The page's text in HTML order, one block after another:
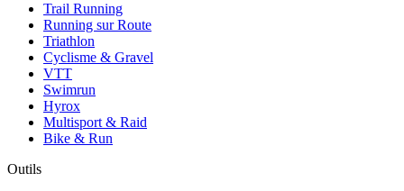
Trail Running
Running sur Route
Triathlon
Cyclisme & Gravel
VTT
Swimrun
Hyrox
Multisport & Raid
Bike & Run
Outils